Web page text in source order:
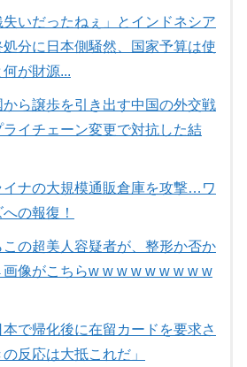
失いだったねぇ」とインドネシア
分に日本側騒然、国家予算は使
が財源...
ら譲歩を引き出す中国の外交戦
イチェーン変更で対抗した結
イナの大規模通販倉庫を攻撃…ワ
の報復！
この超美人容疑者が、整形か否か
像がこちらw w w w w w w w w
で帰化後に在留カードを要求さ
反応は大抵これだ」